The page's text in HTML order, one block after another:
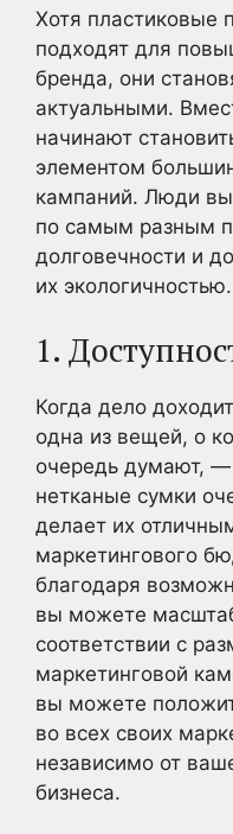
Хотя пластиковые
подходят для
бренда, они
актуальными.
начинают
элементом
кампаний. Люди
по самым разным
долговечности и
их экологичностью.
1.
Когда дело
одна из вещей, о
очередь думают, —
нетканые сумки
делает их
маркетингового
благодаря
вы можете
соответствии с
маркетинговой
вы можете
во всех своих
независимо от
бизнеса.